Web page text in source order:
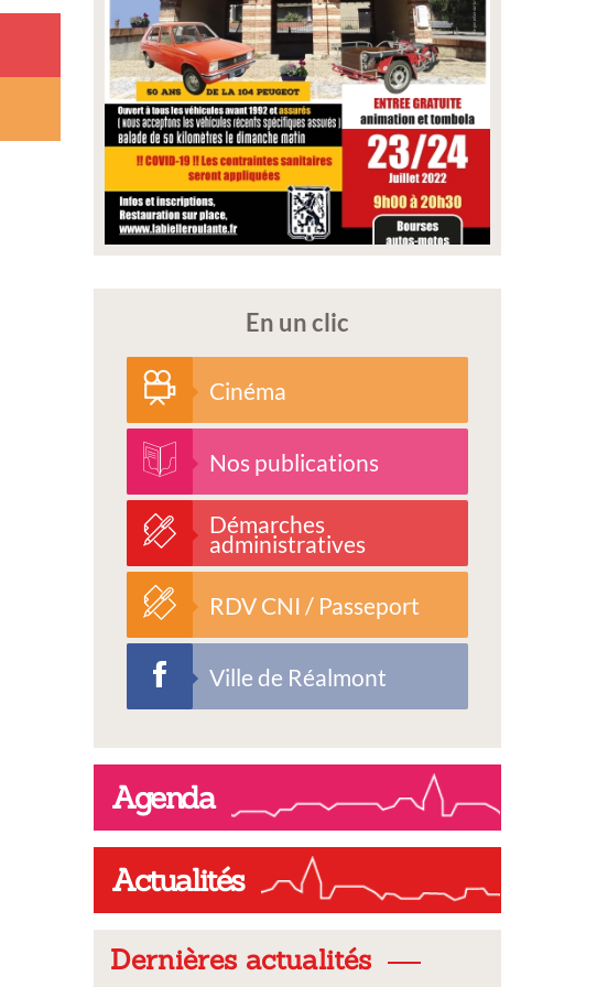
En un clic
Cinéma
Nos publications
Démarches
administratives
RDV CNI / Passeport
Ville de Réalmont
Agenda
Actualités
Dernières actualités